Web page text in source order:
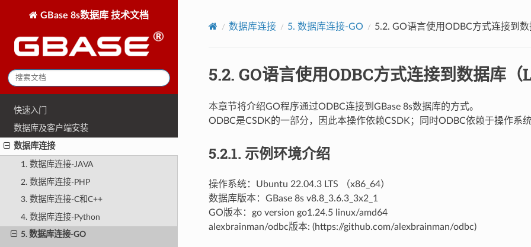
GBase 8s数据库 技术文档
快速入门
数据库及客户端安装
数据库连接
1. 数据库连接-JAVA
2. 数据库连接-PHP
3. 数据库连接-C和C++
4. 数据库连接-Python
5. 数据库连接-GO
数据库连接 5. 数据库连接-GO 5.2. GO语言使用ODBC方式连接到
5.2. GO语言使用ODBC方式连接到数据库
本章节将介绍GO程序通过ODBC连接到GBase 8s数据库的方式。
ODBC是CSDK的一部分，因此本操作依赖CSDK；同时ODBC依赖于操作系
5.2.1. 示例环境介绍
操作系统：Ubuntu 22.04.3 LTS （x86_64）
数据库版本：GBase 8s v8.8_3.6.3_3x2_1
GO版本：go version go1.24.5 linux/amd64
alexbrainman/odbc版本: (https://github.com/alexbrainman/odbc)